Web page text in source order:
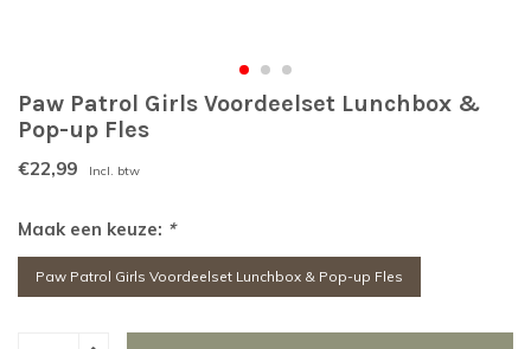
Paw Patrol Girls Voordeelset Lunchbox &
Pop-up Fles
€22,99 Incl. btw
Maak een keuze: *
Paw Patrol Girls Voordeelset Lunchbox & Pop-up Fles